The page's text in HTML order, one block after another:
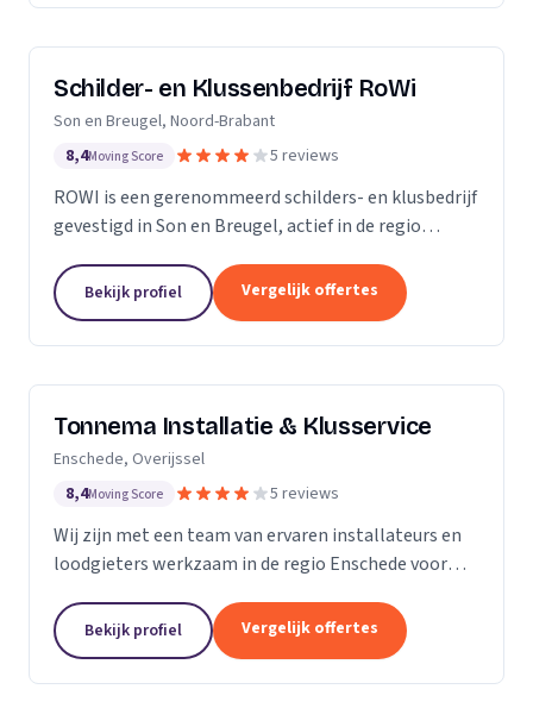
Schilder- en Klussenbedrijf RoWi
Son en Breugel, Noord-Brabant
8,4Moving Score 5 reviews
ROWI is een gerenommeerd schilders- en klusbedrijf
gevestigd in Son en Breugel, actief in de regio
aan diensten, variërend van schilderwerk tot...
Bekijk profiel Vergelijk offertes
Tonnema Installatie & Klusservice
Enschede, Overijssel
8,4Moving Score 5 reviews
Wij zijn met een team van ervaren installateurs en
loodgieters werkzaam in de regio Enschede voor
gespecialiseerd in de installatie van sanitair, gas-
en...
Bekijk profiel Vergelijk offertes